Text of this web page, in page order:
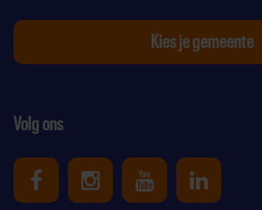
Volg ons
Uniek Sporten op
Uniek Sporten op
UniekUniek
Kies je gemeente